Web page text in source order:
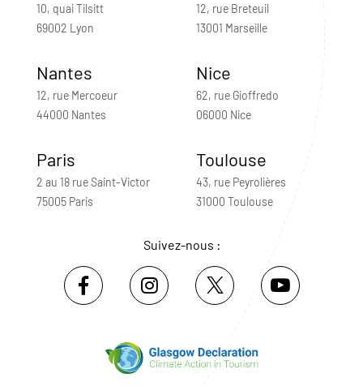
10, quai Tilsitt
69002 Lyon
12, rue Breteuil
13001 Marseille
Nantes
12, rue Mercoeur
44000 Nantes
Nice
62, rue Gioffredo
06000 Nice
Paris
2 au 18 rue Saint-Victor
75005 Paris
Toulouse
43, rue Peyrolières
31000 Toulouse
Suivez-nous :